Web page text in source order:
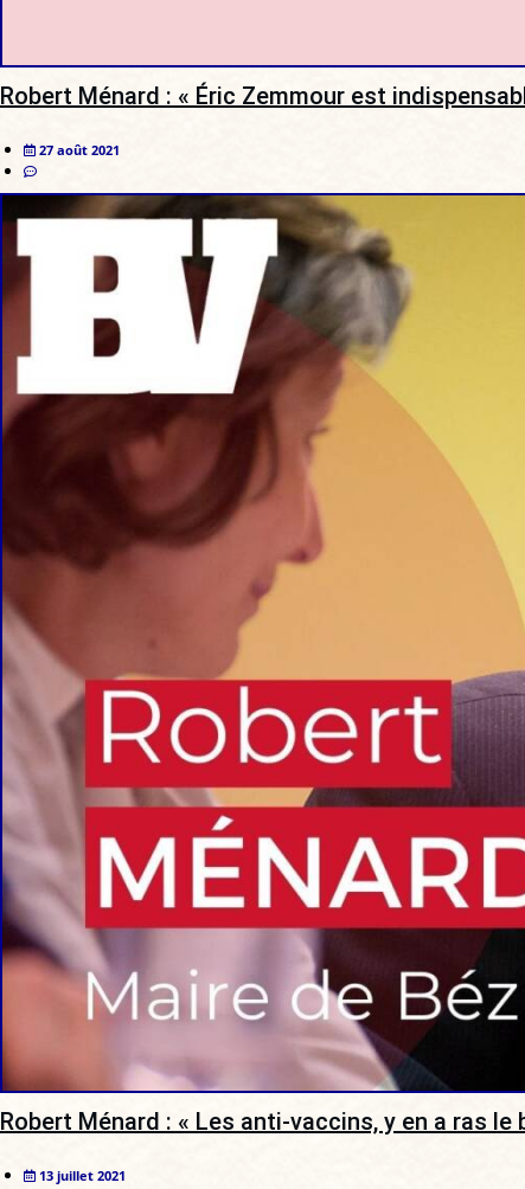
Robert Ménard : « Éric Zemmour est
27 août 2021
Robert Ménard : « Les anti-vaccins, y en a ras le
13 juillet 2021